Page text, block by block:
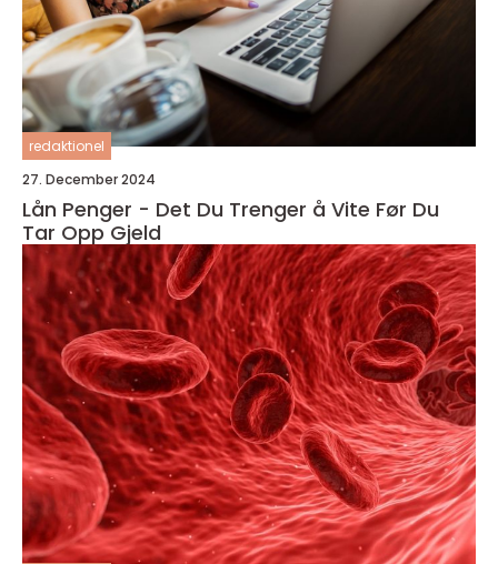
redaktionel
27. December 2024
Lån Penger - Det Du Trenger å Vite Før Du
Tar Opp Gjeld